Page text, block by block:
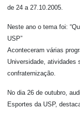
de 24 a 27.10.2005.
Neste ano o tema foi:
USP”
Aconteceram várias
Universidade, atividades
confraternização.
No dia 26 de outubro,
Esportes da USP,